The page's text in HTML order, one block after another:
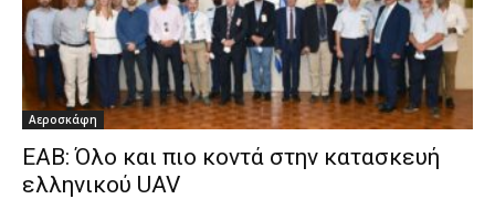
Αεροσκάφη
ΕAΒ: Όλο και πιο κοντά στην κατασκευή
ελληνικού UAV